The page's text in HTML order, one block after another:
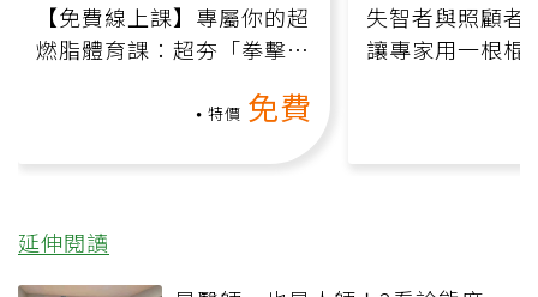
【免費線上課】專屬你的超
燃脂體育課：超夯「拳擊有
特價 免費
失智者與照顧者
讓專家用一根棍
延伸閱讀